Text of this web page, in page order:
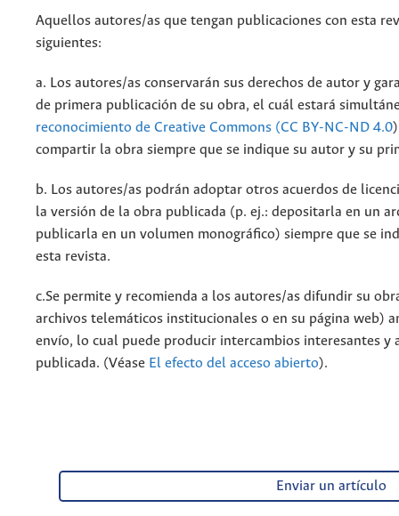
Aquellos autores/as que tengan publicaciones con esta
siguientes:
a. Los autores/as conservarán sus derechos de autor y
de primera publicación de su obra, el cuál estará
reconocimiento de Creative Commons (CC BY-NC-ND 4.0
compartir la obra siempre que se indique su autor y su
b. Los autores/as podrán adoptar otros acuerdos de
la versión de la obra publicada (p. ej.: depositarla en un
publicarla en un volumen monográfico) siempre que se
esta revista.
c.Se permite y recomienda a los autores/as difundir su
archivos telemáticos institucionales o en su página web)
envío, lo cual puede producir intercambios interesantes y
publicada. (Véase El efecto del acceso abierto).
Enviar un artículo